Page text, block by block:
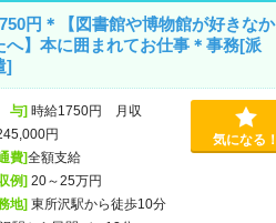
円＊【図書館や博物館が好きなか
へ】本に囲まれてお仕事＊事務[派
]
与]時給1750円 月収
円
費]全額支給
例]20～25万円
地]東所沢駅から徒歩10分
気になる！